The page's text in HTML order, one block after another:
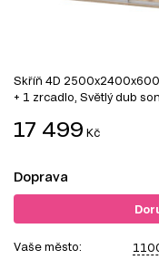
Skříň 4D
+ 1 zrcadlo, Světlý dub
17 499 Kč
Doprava
Vaše město: